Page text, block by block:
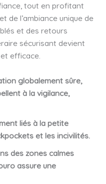
tout en profitant
de l’ambiance unique de
et des retours
sécurisant devient
efficace.
globalement sûre,
à la vigilance,
liés à la petite
et les incivilités.
des zones calmes
assure une